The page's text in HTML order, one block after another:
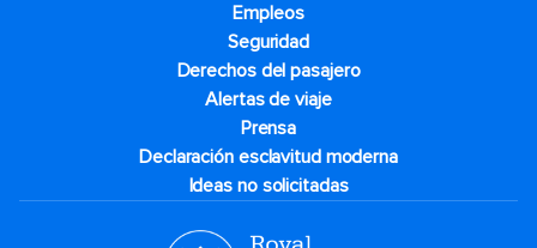
Empleos
Seguridad
Derechos del pasajero
Alertas de viaje
Prensa
Declaración esclavitud moderna
Ideas no solicitadas